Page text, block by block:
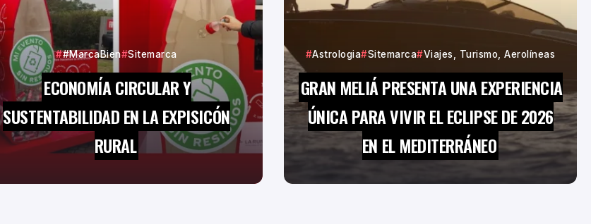
#MarcaBien Sitemarca
ECONOMÍA CIRCULAR Y
SUSTENTABILIDAD EN LA EXPISICÓN
RURAL
Astrologia Sitemarca Viajes, Turismo, Aerolíneas
GRAN MELIÁ PRESENTA UNA EXPERIENCIA
ÚNICA PARA VIVIR EL ECLIPSE DE 2026
EN EL MEDITERRÁNEO